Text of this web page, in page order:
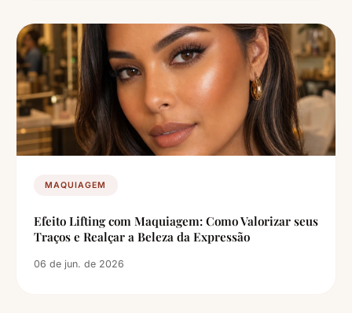
MAQUIAGEM
Efeito Lifting com Maquiagem: Como Valorizar seus
Traços e Realçar a Beleza da Expressão
06 de jun. de 2026